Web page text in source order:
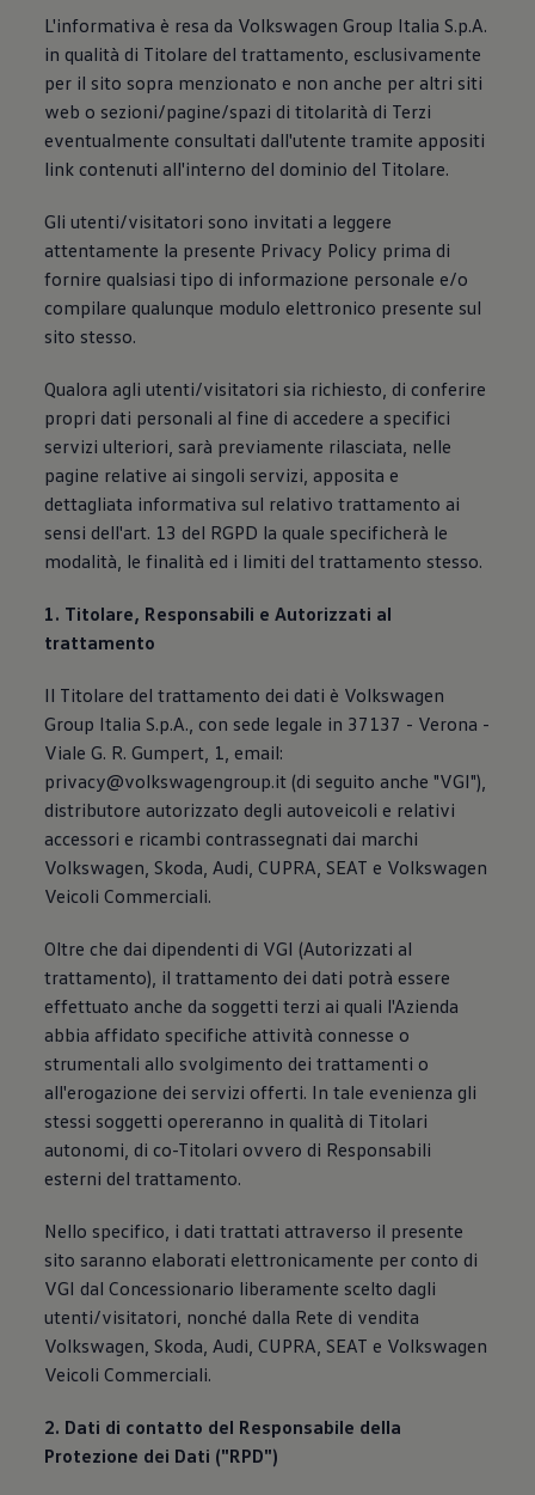
Servizio Officina Mobile
Finanziamento Save&Care
Accessori
Manuale uso e Manutenzione
Servizio Mobilità
Garanzie
Informazioni utili
Mondo Volkswagen
VanLife Stories
Guida autonoma
ID. Buzz al World Ducati Week 2026
Contatti
L'informativa è resa da Volkswagen Group Italia S.p.A.
in qualità di Titolare del trattamento, esclusivamente
per il sito sopra menzionato e non anche per altri siti
web o sezioni/pagine/spazi di titolarità di Terzi
eventualmente consultati dall'utente tramite appositi
link contenuti all'interno del dominio del Titolare.
Gli utenti/visitatori sono invitati a leggere
attentamente la presente Privacy Policy prima di
fornire qualsiasi tipo di informazione personale e/o
compilare qualunque modulo elettronico presente sul
sito stesso.
Qualora agli utenti/visitatori sia richiesto, di conferire
propri dati personali al fine di accedere a specifici
servizi ulteriori, sarà previamente rilasciata, nelle
pagine relative ai singoli servizi, apposita e
dettagliata informativa sul relativo trattamento ai
sensi dell'art. 13 del RGPD la quale specificherà le
modalità, le finalità ed i limiti del trattamento stesso.
1. Titolare, Responsabili e Autorizzati al
trattamento
Il Titolare del trattamento dei dati è Volkswagen
Group Italia S.p.A., con sede legale in 37137 - Verona -
Viale G. R. Gumpert, 1, email:
privacy@volkswagengroup.it (di seguito anche "VGI"),
distributore autorizzato degli autoveicoli e relativi
accessori e ricambi contrassegnati dai marchi
Volkswagen, Skoda, Audi, CUPRA, SEAT e Volkswagen
Veicoli Commerciali.
Oltre che dai dipendenti di VGI (Autorizzati al
trattamento), il trattamento dei dati potrà essere
effettuato anche da soggetti terzi ai quali l'Azienda
abbia affidato specifiche attività connesse o
strumentali allo svolgimento dei trattamenti o
all'erogazione dei servizi offerti. In tale evenienza gli
stessi soggetti opereranno in qualità di Titolari
autonomi, di co-Titolari ovvero di Responsabili
esterni del trattamento.
Nello specifico, i dati trattati attraverso il presente
sito saranno elaborati elettronicamente per conto di
VGI dal Concessionario liberamente scelto dagli
utenti/visitatori, nonché dalla Rete di vendita
Volkswagen, Skoda, Audi, CUPRA, SEAT e Volkswagen
Veicoli Commerciali.
2. Dati di contatto del Responsabile della
Protezione dei Dati ("RPD")